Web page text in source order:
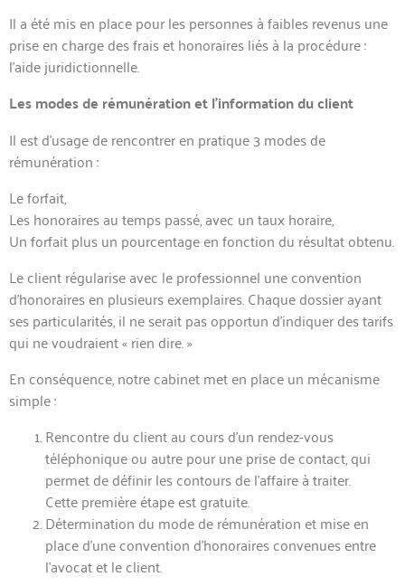
Il a été mis en place pour les personnes à faibles revenus une
prise en charge des frais et honoraires liés à la procédure :
l’aide juridictionnelle.
Les modes de rémunération et l’information du client
Il est d’usage de rencontrer en pratique 3 modes de
rémunération :
Le forfait,
Les honoraires au temps passé, avec un taux horaire,
Un forfait plus un pourcentage en fonction du résultat obtenu.
Le client régularise avec le professionnel une convention
d’honoraires en plusieurs exemplaires. Chaque dossier ayant
ses particularités, il ne serait pas opportun d’indiquer des tarifs
qui ne voudraient « rien dire. »
En conséquence, notre cabinet met en place un mécanisme
simple :
Rencontre du client au cours d’un rendez-vous
téléphonique ou autre pour une prise de contact, qui
permet de définir les contours de l’affaire à traiter.
Cette première étape est gratuite.
Détermination du mode de rémunération et mise en
place d’une convention d’honoraires convenues entre
l’avocat et le client.